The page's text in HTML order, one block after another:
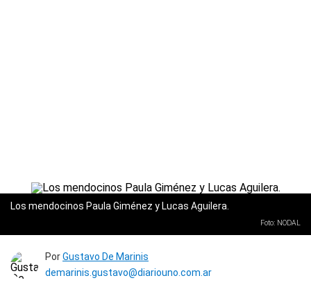
Los mendocinos Paula Giménez y Lucas Aguilera.
Foto: NODAL
PorGustavo De Marinis
demarinis.gustavo@diariouno.com.ar